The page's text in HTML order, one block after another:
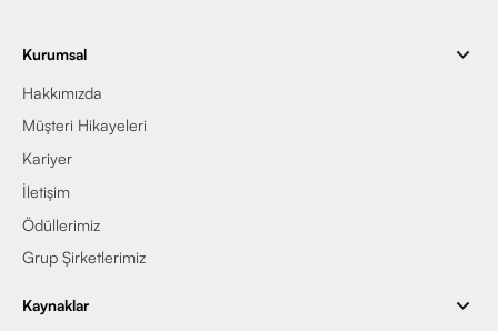
Kurumsal
Hakkımızda
Müşteri Hikayeleri
Kariyer
İletişim
Ödüllerimiz
Grup Şirketlerimiz
Kaynaklar